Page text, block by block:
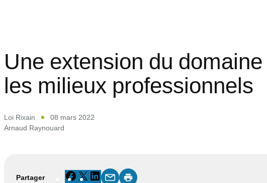
Une extension du
les milieux professionnels
Loi Rixain
08 mars 2022
Arnaud Raynouard
Partager Facebook
X LinkedIn